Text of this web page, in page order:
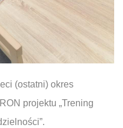
(ostatni) okres
projektu „Trening